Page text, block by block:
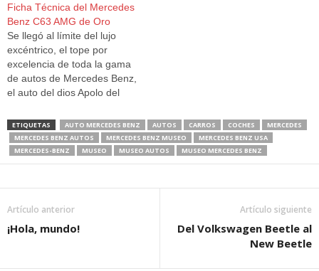
motorizaciones son de
gasolina.
Ficha Técnica del Mercedes
Benz C63 AMG de Oro
Se llegó al límite del lujo
excéntrico, el tope por
excelencia de toda la gama
de autos de Mercedes Benz,
el auto del dios Apolo del
oro, toda una joya de más
de 18 quilates en ingeniería
automovilística. Un auto
bañado en oro por…
ETIQUETAS AUTO MERCEDES BENZ AUTOS CARROS COCHES
MERCEDES
MERCEDES BENZ AUTOS
MERCEDES BENZ MUSEO
MERCEDES BENZ USA
MERCEDES-BENZ
MUSEO MUSEO AUTOS MUSEO MERCEDES BENZ
Artículo anterior
¡Hola, mundo!
Artículo siguiente
Del Volkswagen Beetle al
New Beetle